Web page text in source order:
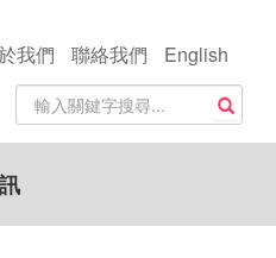
我們 聯絡我們
English
站
內
搜
尋
關
鍵
搜尋